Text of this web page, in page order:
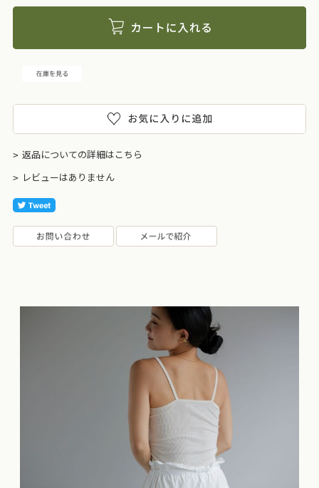
返品についての詳細はこちら
レビューはありません